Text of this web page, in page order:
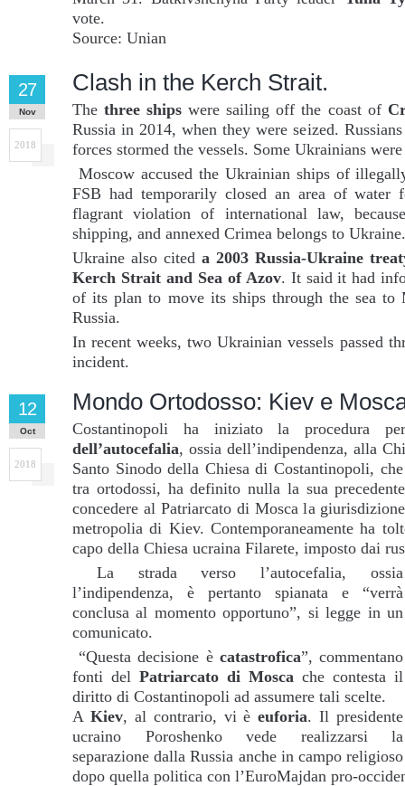
vote.
Source: Unian
Clash in the Kerch Strait.
27
Nov
2018
Thethree ships were sailing off the coast of
Russia in 2014, when they were seized.
forces stormed the vessels. Some Ukrainians
Moscow accused the Ukrainian ships of
FSB had temporarily closed an area of
flagrant violation of international law,
shipping, and annexed Crimea belongs to Ukraine.
Ukraine also cited a 2003 Russia-Ukraine
Kerch Strait and Sea of Azov. It said it had
of its plan to move its ships through the sea
Russia.
In recent weeks, two Ukrainian vessels passed
incident.
Mondo Ortodosso: Kiev e
12
Oct
2018
Costantinopoli ha iniziato la procedura
dell’autocefalia, ossia dell’indipendenza, alla
Santo Sinodo della Chiesa di Costantinopoli,
tra ortodossi, ha definito nulla la sua
concedere al Patriarcato di Mosca la
metropolia di Kiev. Contemporaneamente ha
capo della Chiesa ucraina Filarete, imposto dai
La strada verso l’autocefalia, ossia
l’indipendenza, è pertanto spianata e “verrà
conclusa al momento opportuno”, si legge in un
comunicato.
“Questa decisione è catastrofica”, commentano
fonti del Patriarcato di Mosca che contesta il
diritto di Costantinopoli ad assumere tali scelte.
A Kiev, al contrario, vi èeuforia. Il presidente
ucraino Poroshenko vede realizzarsi la
separazione dalla Russia anche in campo religioso
dopo quella politica con l’EuroMajdan pro-